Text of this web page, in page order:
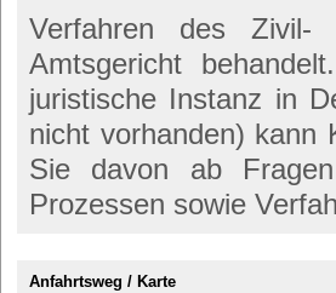
Verfahren des
Amtsgericht
juristische Instanz in
nicht vorhanden) kann
Sie davon ab
Prozessen sowie
Anfahrtsweg / Karte